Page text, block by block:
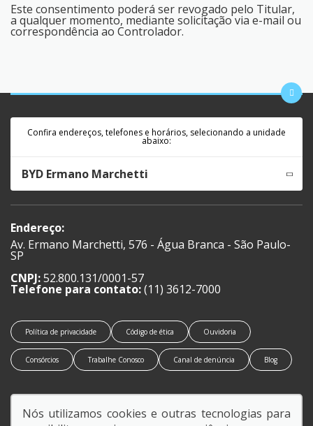
Este consentimento poderá ser revogado pelo Titular,
a qualquer momento, mediante solicitação via e-mail ou
correspondência ao Controlador.
Confira endereços, telefones e horários, selecionando a unidade
abaixo:
BYD Ermano Marchetti
Endereço:
Av. Ermano Marchetti, 576 - Água Branca - São Paulo-
SP
CNPJ:52.800.131/0001-57
Telefone para contato:(11) 3612-7000
Política de privacidade Código de ética Ouvidoria
Consórcios Trabalhe Conosco Canal de denúncia Blog
Nós utilizamos cookies e outras tecnologias para